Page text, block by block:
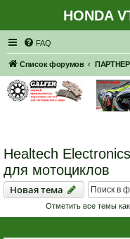
HONDA
FAQ
Список форумов
Healtech
для мотоциклов
Новая тема
Новаятема
Отметить все темы